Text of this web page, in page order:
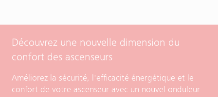
Découvrez une nouvelle dimension du
confort des ascenseurs
Améliorez la sécurité, l'efficacité énergétique et le
confort de votre ascenseur avec un nouvel onduleur